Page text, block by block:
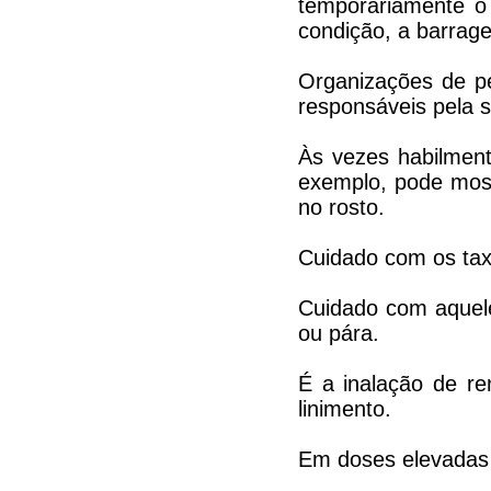
temporariamente
condição, a
Organizações de
responsáveis pela
Às vezes
exemplo, pode
no rosto.
Cuidado com os
Cuidado com
ou pára.
É a inalação de
linimento.
Em doses